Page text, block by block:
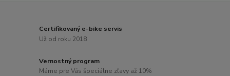
Certifikovaný e-bike servis
Už od roku 2018
Vernostný program
Máme pre Vás špeciálne zľavy až 10%